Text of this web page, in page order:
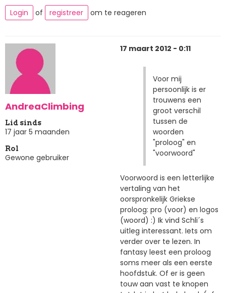
Login
of registreer om te reageren
AndreaClimbing
Lid sinds
17 jaar 5 maanden
Rol
Gewone gebruiker
17 maart 2012 - 0:11
Voor mij
persoonlijk is er
trouwens een
groot verschil
tussen de
woorden
"proloog" en
"voorwoord"
Voorwoord is een letterlijke
vertaling van het
oorspronkelijk Griekse
proloog: pro (voor) en logos
(woord) :) Ik vind Schli´s
uitleg interessant. Iets om
verder over te lezen. In
fantasy leest een proloog
soms meer als een eerste
hoofdstuk. Of er is geen
touw aan vast te knopen